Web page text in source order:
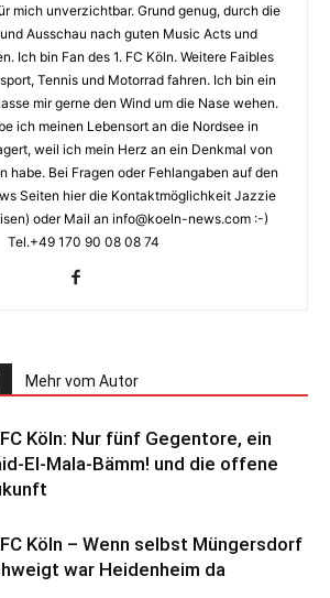
mich unverzichtbar. Grund genug, durch die
Ausschau nach guten Music Acts und
Ich bin Fan des 1. FC Köln. Weitere Faibles
Tennis und Motorrad fahren. Ich bin ein
mir gerne den Wind um die Nase wehen.
ich meinen Lebensort an die Nordsee in
weil ich mein Herz an ein Denkmal von
habe. Bei Fragen oder Fehlangaben auf den
Seiten hier die Kontaktmöglichkeit Jazzie
oder Mail an info@koeln-news.com :-)
Tel.+49 170 90 08 08 74
Mehr vom Autor
Köln: Nur fünf Gegentore, ein
El-Mala-Bämm! und die offene
Köln – Wenn selbst Müngersdorf
war Heidenheim da